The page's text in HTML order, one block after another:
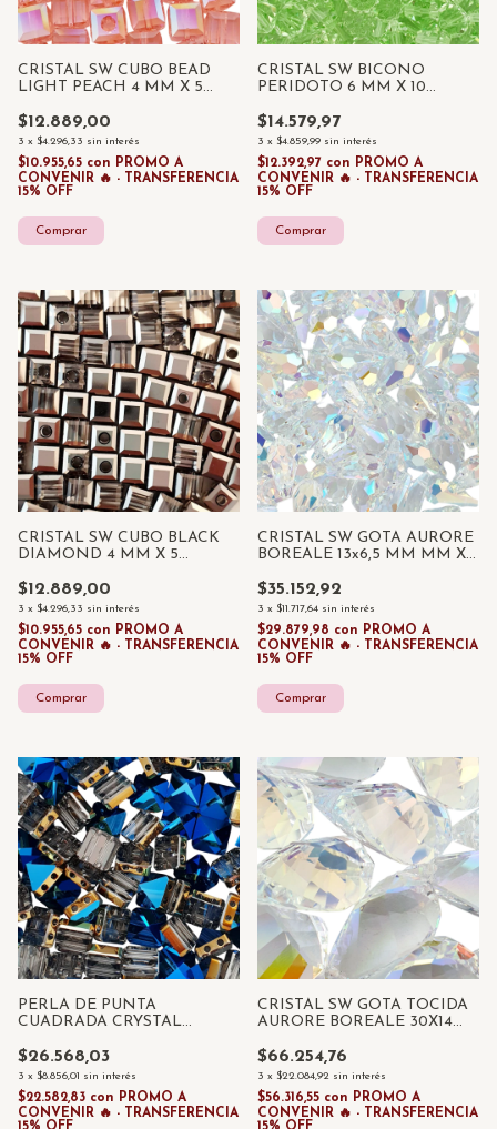
CRISTAL SW CUBO BEAD
LIGHT PEACH 4 MM X 5
$12.889,00
3 x $4.296,33 sin interés
$10.955,65 con PROMO A
CONVENIR 🔥 - TRANSFERENCIA
15% OFF
CRISTAL SW BICONO
PERIDOTO 6 MM X 10
$14.579,97
3 x $4.859,99 sin interés
$12.392,97 con PROMO A
CONVENIR 🔥 - TRANSFERENCIA
15% OFF
CRISTAL SW CUBO BLACK
DIAMOND 4 MM X 5
$12.889,00
3 x $4.296,33 sin interés
$10.955,65 con PROMO A
CONVENIR 🔥 - TRANSFERENCIA
15% OFF
CRISTAL SW GOTA AURORE
BOREALE 13x6,5 MM MM X 6
$35.152,92
3 x $11.717,64 sin interés
$29.879,98 con PROMO A
CONVENIR 🔥 - TRANSFERENCIA
15% OFF
PERLA DE PUNTA
CUADRADA CRYSTAL
UNID
$26.568,03
3 x $8.856,01 sin interés
$22.582,83 con PROMO A
CONVENIR 🔥 - TRANSFERENCIA
CRISTAL SW GOTA TOCIDA
AURORE BOREALE 30X14
$66.254,76
3 x $22.084,92 sin interés
$56.316,55 con PROMO A
CONVENIR 🔥 - TRANSFERENCIA